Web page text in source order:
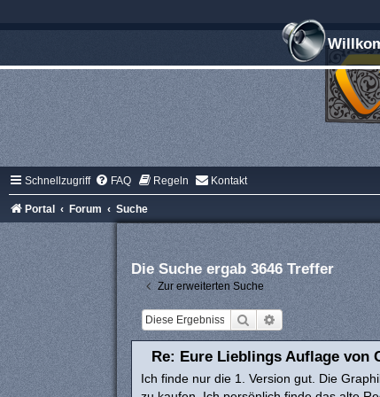
Schnellzugriff FAQ Regeln Kontakt
Portal Forum Suche
Die Suche ergab 3646 Treffer
Zur erweiterten Suche
Suche Erweiterte Suche
Re: Eure Lieblings Auflage von
Ich finde nur die 1. Version gut. Die